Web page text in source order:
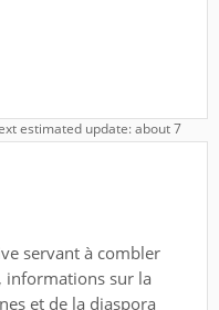
estimated update: about 7
servant à combler
informations sur la
et de la diaspora